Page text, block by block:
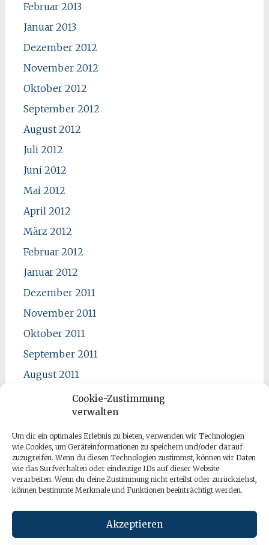
Cookie-Zustimmung
verwalten
Um dir ein optimales Erlebnis zu bieten, verwenden wir Technologien
wie Cookies, um Geräteinformationen zu speichern und/oder darauf
zuzugreifen. Wenn du diesen Technologien zustimmst, können wir Daten
wie das Surfverhalten oder eindeutige IDs auf dieser Website
verarbeiten. Wenn du deine Zustimmung nicht erteilst oder zurückziehst,
können bestimmte Merkmale und Funktionen beeinträchtigt werden.
Akzeptieren
Februar 2013
Januar 2013
Dezember 2012
November 2012
Oktober 2012
September 2012
August 2012
Juli 2012
Juni 2012
Mai 2012
April 2012
März 2012
Februar 2012
Januar 2012
Dezember 2011
November 2011
Oktober 2011
September 2011
August 2011
Mai 2011
April 2011